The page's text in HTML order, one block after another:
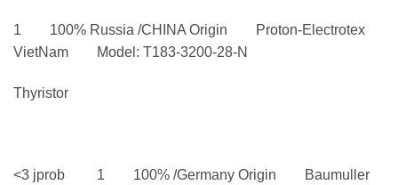
1 100% Russia /CHINA Origin Proton-Eleсtrotex
VietNam Model: Т183-3200-28-N
Thyristor
<3 jprob 1 100% /Germany Origin Baumuller